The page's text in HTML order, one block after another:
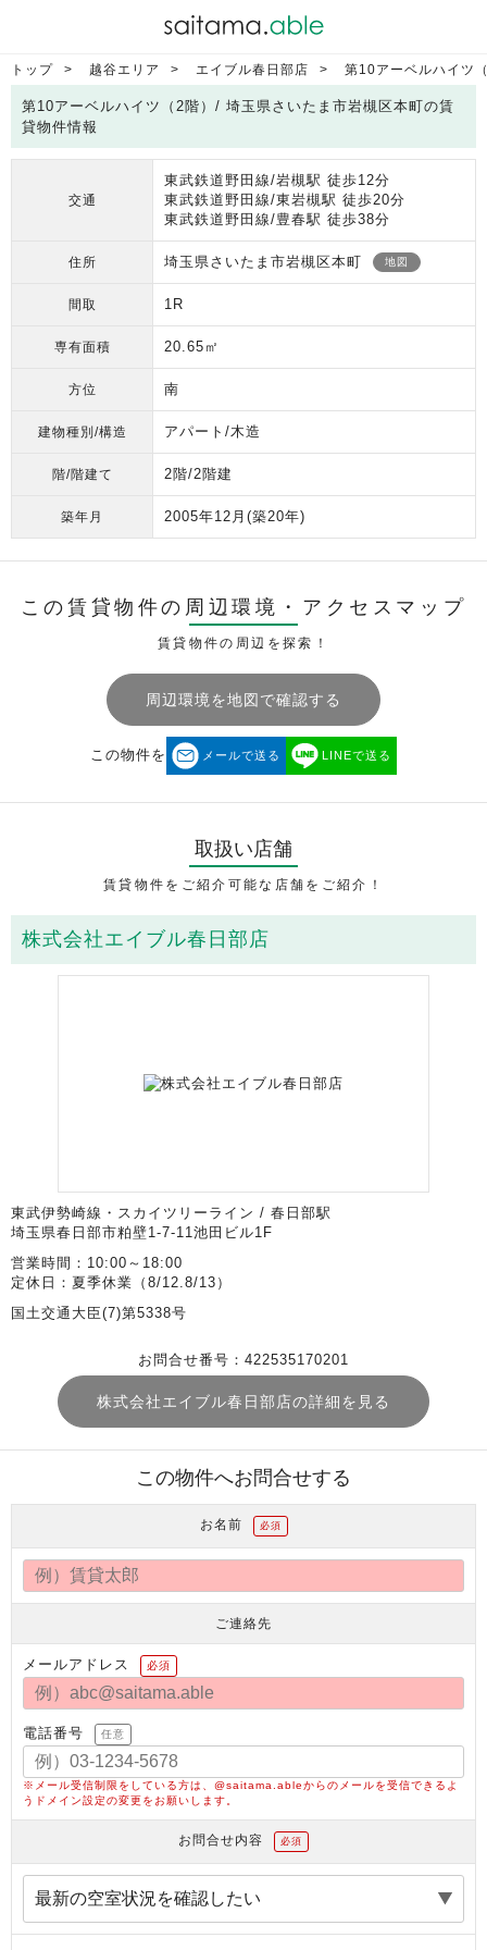
トップ 越谷エリア エイブル春日部店 第10アーベルハイツ
第10アーベルハイツ（2階）/ 埼玉県さいたま市岩槻区本町の賃
貸物件情報
交通
東武鉄道野田線/岩槻駅 徒歩12分
東武鉄道野田線/東岩槻駅 徒歩20分
東武鉄道野田線/豊春駅 徒歩38分
住所 埼玉県さいたま市岩槻区本町 地図
間取 1R
専有面積 20.65㎡
方位 南
建物種別/構造 アパート/木造
階/階建て 2階/2階建
築年月 2005年12月 (築20年)
この賃貸物件の周辺環境・ アクセスマップ
賃貸物件の周辺を探索！
周辺環境を地図で確認する
この物件を メールで送る LINEで送る
取扱い店舗
賃貸物件をご紹介可能な店舗をご紹介！
株式会社エイブル春日部店
東武伊勢崎線・スカイツリーライン / 春日部駅
埼玉県春日部市粕壁1-7-11池田ビル1F
営業時間：10:00～18:00
定休日：夏季休業（8/12.8/13）
国土交通大臣(7)第5338号
お問合せ番号：422535170201
株式会社エイブル春日部店の詳細を見る
この物件へお問合せする
お名前 必須
ご連絡先
メールアドレス 必須
電話番号 任意
※メール受信制限をしている方は、@saitama.ableからのメールを受信できるよ
うドメイン設定の変更をお願いします。
お問合せ内容 必須